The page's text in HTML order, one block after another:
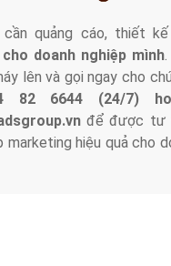
cần quảng cáo, thiết kế
doanh nghiệp mình
lên và gọi ngay cho
82 6644 (24/7)
để được tư
marketing hiệu quả cho